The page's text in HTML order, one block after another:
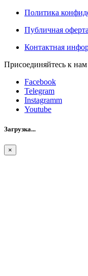
Политика
Публичная
Контактная
Присоединяйтесь к нам
Facebook
Telegram
Instagramm
Youtube
Загрузка...
×